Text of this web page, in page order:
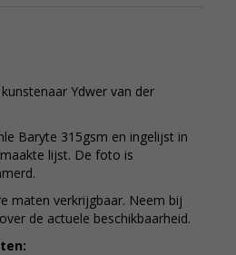
Ydwer van der
Baryte 315gsm en ingelijst in
lijst. De foto is
maten verkrijgbaar. Neem bij
de actuele beschikbaarheid.